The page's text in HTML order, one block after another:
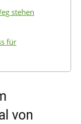
stehen
für
von